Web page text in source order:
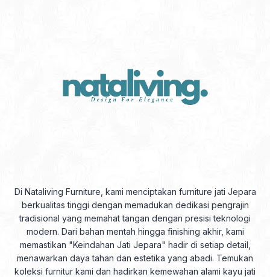
Di Nataliving Furniture, kami menciptakan furniture jati Jepara
berkualitas tinggi dengan memadukan dedikasi pengrajin
tradisional yang memahat tangan dengan presisi teknologi
modern. Dari bahan mentah hingga finishing akhir, kami
memastikan "Keindahan Jati Jepara" hadir di setiap detail,
menawarkan daya tahan dan estetika yang abadi. Temukan
koleksi furnitur kami dan hadirkan kemewahan alami kayu jati